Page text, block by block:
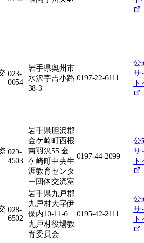
023-
0054
岩手県奥州市
水沢字吉小路
38-3
0197-22-6111
公
サ
ト
029-
4503
岩手県胆沢郡
金ケ崎町西根
南羽沢55 金
ケ崎町中央生
涯教育センタ
ー団体交流室
0197-44-2099
公
サ
ト
028-
6502
岩手県九戸郡
九戸村大字伊
保内10-11-6
九戸村役場教
育委員会
0195-42-2111
公
サ
ト